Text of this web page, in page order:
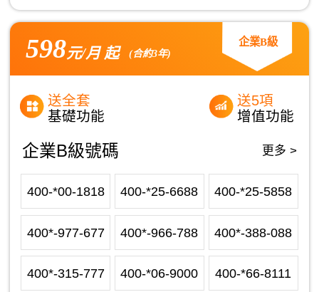
598元/月 起 (合約3年)
企業B級
送全套
基礎功能
送5項
增值功能
企業B級號碼 更多 >
400-*00-1818 400-*25-6688 400-*25-5858
400*-977-677 400*-966-788 400*-388-088
400*-315-777 400-*06-9000 400-*66-8111